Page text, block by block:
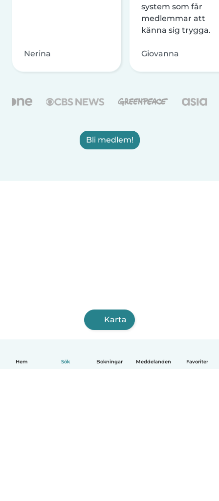
Hem Sök Bokningar Meddelanden Favoriter
Nerina
system som får
medlemmar att
känna sig trygga.
Giovanna
Bli medlem!
Karta